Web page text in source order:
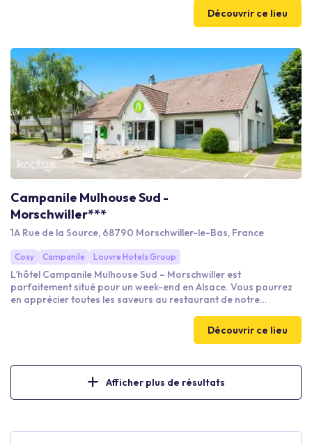
Découvrir ce lieu
Campanile Mulhouse Sud -
Morschwiller***
1A Rue de la Source, 68790 Morschwiller-le-Bas, France
Cosy Campanile Louvre Hotels Group
L’hôtel Campanile Mulhouse Sud – Morschwiller est
parfaitement situé pour un week-end en Alsace. Vous pourrez
en apprécier toutes les saveurs au restaurant de notre
? Notre salle de réunion est à votre disposition.Découvrir ce lieu
Afficher plus de résultats